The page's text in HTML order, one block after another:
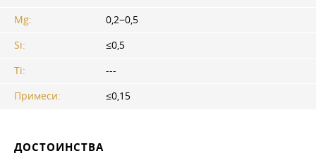
Mg:
0,2−0,5
Si:
≤0,5
Ti:
---
Примеси:
≤0,15
ДОСТОИНСТВА